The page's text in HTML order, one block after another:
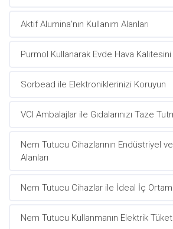
Aktif Alumina'nın Kullanım Alanları
Purmol Kullanarak Evde Hava
Sorbead ile Elektroniklerinizi Koruyun
VCI Ambalajlar ile Gıdalarınızı Taze
Nem Tutucu Cihazlarının Endüstriyel
Alanları
Nem Tutucu Cihazlar ile İdeal İç
Nem Tutucu Kullanmanın Elektrik